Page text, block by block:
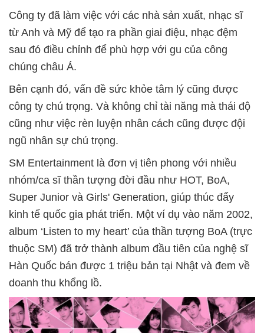
Công ty đã làm việc với các nhà sản xuất, nhạc sĩ
từ Anh và Mỹ để tạo ra phần giai điệu, nhạc đệm
sau đó điều chỉnh để phù hợp với gu của công
chúng châu Á.
Bên cạnh đó, vấn đề sức khỏe tâm lý cũng được
công ty chú trọng. Và không chỉ tài năng mà thái độ
cũng như việc rèn luyện nhân cách cũng được đội
ngũ nhân sự chú trọng.
SM Entertainment là đơn vị tiên phong với nhiều
nhóm/ca sĩ thần tượng đời đầu như HOT, BoA,
Super Junior và Girls' Generation, giúp thúc đẩy
kinh tế quốc gia phát triển. Một ví dụ vào năm 2002,
album ‘Listen to my heart’ của thần tượng BoA (trực
thuộc SM) đã trở thành album đầu tiên của nghệ sĩ
Hàn Quốc bán được 1 triệu bản tại Nhật và đem về
doanh thu khổng lồ.